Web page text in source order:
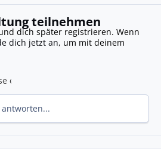
teilnehmen
dich später registrieren. Wenn
dich jetzt an, um mit deinem